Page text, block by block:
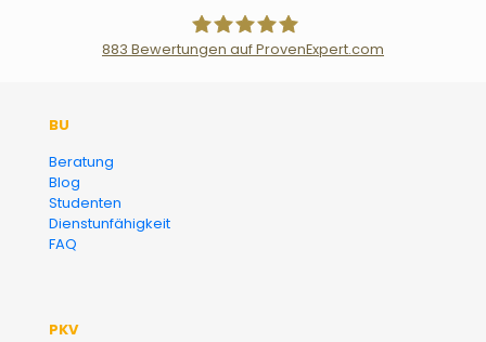
883 Bewertungen auf ProvenExpert.com
BU
Beratung
Blog
Studenten
Dienstunfähigkeit
FAQ
PKV